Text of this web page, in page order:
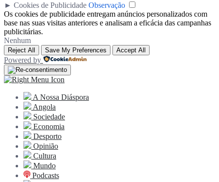
► Cookies de Publicidade Observação
Os cookies de publicidade entregam anúncios personalizados com
base nas suas visitas anteriores e analisam a eficácia das campanhas
publicitárias.
Nenhum
Reject All Save My Preferences Accept All
Powered by
A Nossa Diáspora
Angola
Sociedade
Economia
Desporto
Opinião
Cultura
Mundo
Podcasts